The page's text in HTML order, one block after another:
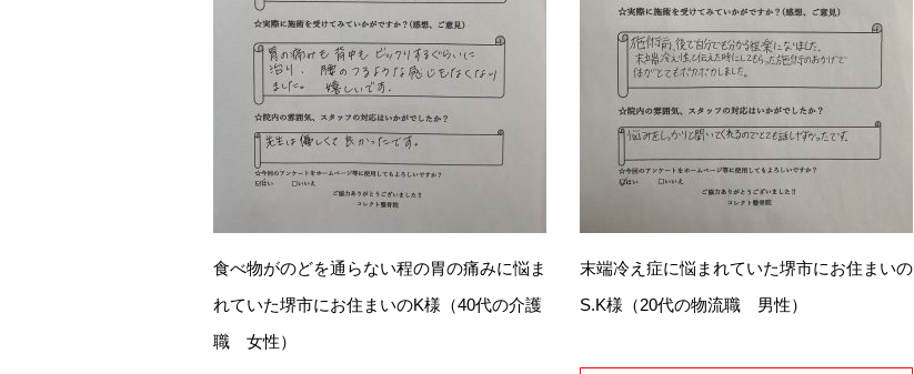
食べ物がのどを通らない程の胃の痛みに悩ま
れていた堺市にお住まいのK様（40代の介護
職 女性）
末端冷え症に悩まれていた堺市にお住まいの
S.K様（20代の物流職 男性）